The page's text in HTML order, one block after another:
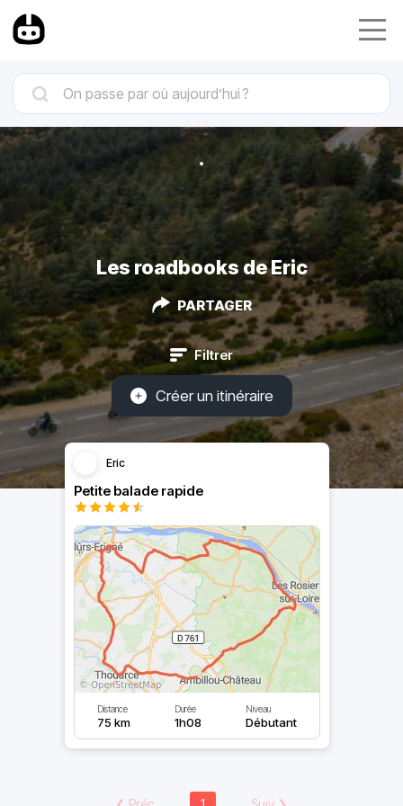
Les roadbooks de Eric
PARTAGER
Filtrer
Créer un itinéraire
Eric
Petite balade rapide
Distance
75 km
Durée
1h08
Niveau
Débutant